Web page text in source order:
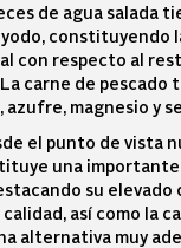
de agua salada
constituyendo
con respecto al
carne de pescado
azufre, magnesio y
el punto de vista
una
su elevado
así como la
alternativa muy